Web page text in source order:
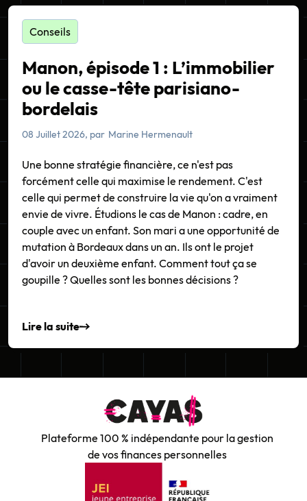
Conseils
Manon, épisode 1 : L’immobilier
ou le casse-tête parisiano-
bordelais
08 Juillet 2026, par Marine Hermenault
Une bonne stratégie financière, ce n'est pas
forcément celle qui maximise le rendement. C'est
celle qui permet de construire la vie qu'on a vraiment
envie de vivre. Étudions le cas de Manon : cadre, en
couple avec un enfant. Son mari a une opportunité de
mutation à Bordeaux dans un an. Ils ont le projet
d'avoir un deuxième enfant. Comment tout ça se
goupille ? Quelles sont les bonnes décisions ?
Lire la suite
Plateforme 100 % indépendante pour la gestion
de vos finances personnelles